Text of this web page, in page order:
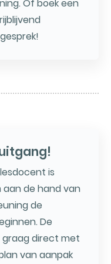
Of boek een
is
aan de hand van
de
De
direct met
van aanpak